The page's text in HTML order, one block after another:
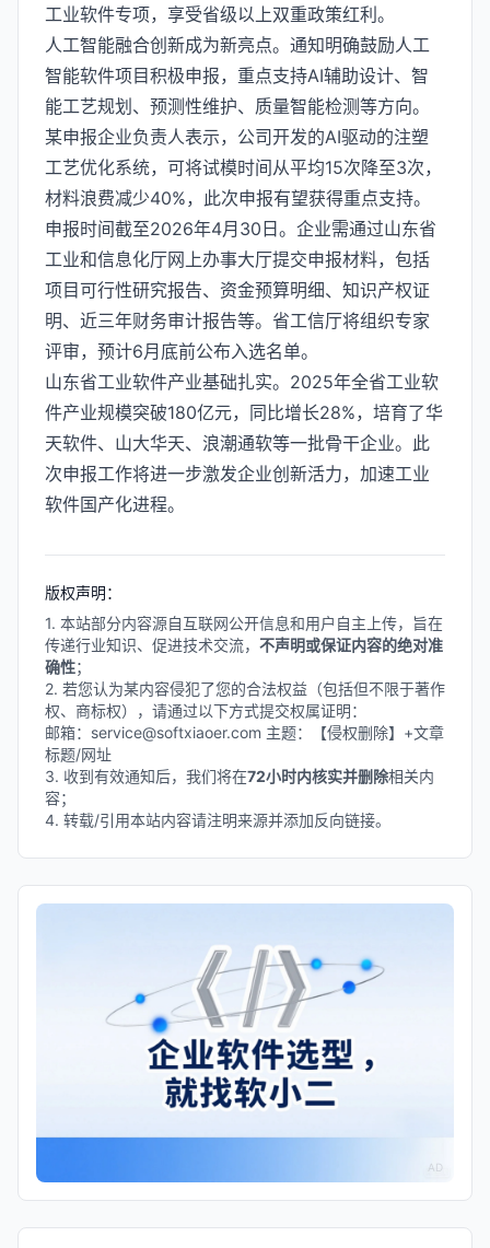
工业软件专项，享受省级以上双重政策红利。
人工智能融合创新成为新亮点。通知明确鼓励人工
智能软件项目积极申报，重点支持AI辅助设计、智
能工艺规划、预测性维护、质量智能检测等方向。
某申报企业负责人表示，公司开发的AI驱动的注塑
工艺优化系统，可将试模时间从平均15次降至3次，
材料浪费减少40%，此次申报有望获得重点支持。
申报时间截至2026年4月30日。企业需通过山东省
工业和信息化厅网上办事大厅提交申报材料，包括
项目可行性研究报告、资金预算明细、知识产权证
明、近三年财务审计报告等。省工信厅将组织专家
评审，预计6月底前公布入选名单。
山东省工业软件产业基础扎实。2025年全省工业软
件产业规模突破180亿元，同比增长28%，培育了华
天软件、山大华天、浪潮通软等一批骨干企业。此
次申报工作将进一步激发企业创新活力，加速工业
软件国产化进程。
版权声明：
1. 本站部分内容源自互联网公开信息和用户自主上传，旨在
传递行业知识、促进技术交流， 不声明或保证内容的绝对准
确性；
2. 若您认为某内容侵犯了您的合法权益（包括但不限于著作
权、商标权），请通过以下方式提交权属证明：
邮箱：service@softxiaoer.com 主题：【侵权删除】+文章
标题/网址
3. 收到有效通知后，我们将在72小时内核实并删除相关内
容；
4. 转载/引用本站内容请注明来源并添加反向链接。
AD